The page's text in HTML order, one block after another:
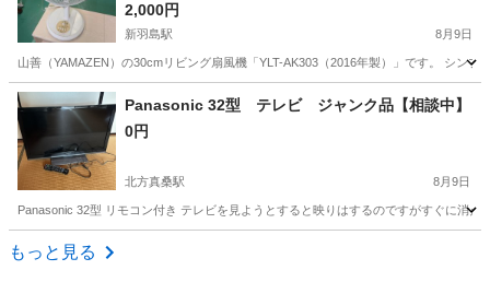
2,000円
新羽島駅 8月9日
山善（YAMAZEN）の30cmリビング扇風機「YLT-AK303（2016年製）」です。 シン
岐阜 羽島市 季節、空調家電
Panasonic 32型 テレビ ジャンク品【相談中】
0円
北方真桑駅 8月9日
Panasonic 32型 リモコン付き テレビを見ようとすると映りはするのですがすぐに消
岐阜 岐阜市
もっと見る